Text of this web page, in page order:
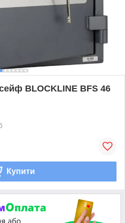
BLOCKLINE BFS 46
Купити